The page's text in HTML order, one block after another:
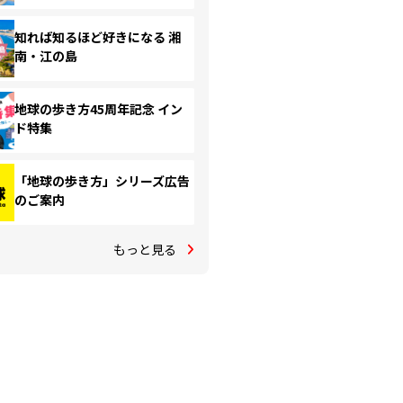
知れば知るほど好きになる 湘
南・江の島
地球の歩き方45周年記念 イン
ド特集
「地球の歩き方」シリーズ広告
のご案内
もっと見る